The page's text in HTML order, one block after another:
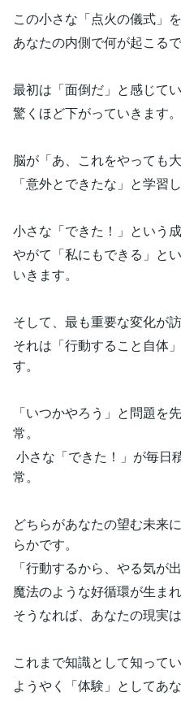
この小さな「点火の儀式」
あなたの内側で何が起こるで
最初は「面倒だ」と感じて
驚くほど下がっていきます。
脳が「あ、これをやっても
「意外とできたな」と学習
小さな「できた！」という
やがて「私にもできる」と
いきます。
そして、最も重要な変化が
それは「行動すること自体
す。
「いつかやろう」と問題を
常。
小さな「できた！」が毎日
常。
どちらがあなたの望む未来
らかです。
「行動するから、やる気が
魔法のような好循環が生ま
そうなれば、あなたの現実
これまで知識として知って
ようやく「体験」としてあ